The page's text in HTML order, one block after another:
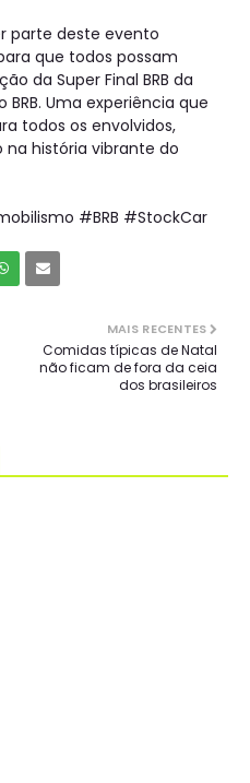
parte deste evento
que todos possam
da Super Final BRB da
Uma experiência que
todos os envolvidos,
história vibrante do
#BRB #StockCar
MAIS RECENTES
Comidas típicas de Natal
não ficam de fora da ceia
dos brasileiros